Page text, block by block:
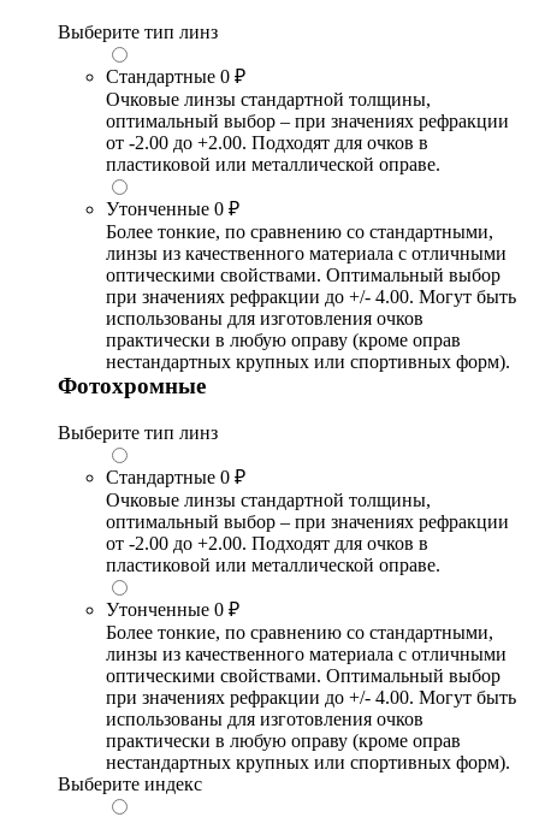
Выберите тип линз
Стандартные 0 ₽
Очковые линзы стандартной толщины,
оптимальный выбор – при значениях рефракции
от -2.00 до +2.00. Подходят для очков в
пластиковой или металлической оправе.
Утонченные 0 ₽
Более тонкие, по сравнению со стандартными,
линзы из качественного материала с отличными
оптическими свойствами. Оптимальный выбор
при значениях рефракции до +/- 4.00. Могут быть
использованы для изготовления очков
практически в любую оправу (кроме оправ
нестандартных крупных или спортивных форм).
Фотохромные
Выберите тип линз
Стандартные 0 ₽
Очковые линзы стандартной толщины,
оптимальный выбор – при значениях рефракции
от -2.00 до +2.00. Подходят для очков в
пластиковой или металлической оправе.
Утонченные 0 ₽
Более тонкие, по сравнению со стандартными,
линзы из качественного материала с отличными
оптическими свойствами. Оптимальный выбор
при значениях рефракции до +/- 4.00. Могут быть
использованы для изготовления очков
практически в любую оправу (кроме оправ
нестандартных крупных или спортивных форм).
Выберите индекс